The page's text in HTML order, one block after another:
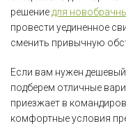
решение для
провести уединенное
сменить привычную
Если вам нужен
подберем отличные
приезжает в
комфортные условия